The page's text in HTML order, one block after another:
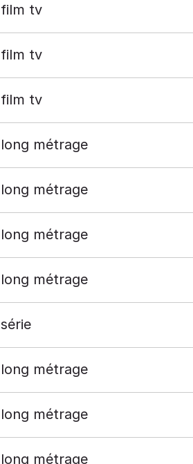
film tv
film tv
film tv
long métrage
long métrage
long métrage
long métrage
série
long métrage
long métrage
long métrage